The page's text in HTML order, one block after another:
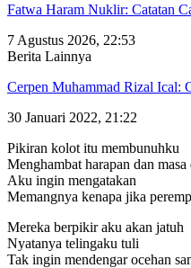
Fatwa Haram Nuklir: Catatan
7 Agustus 2026, 22:53
Berita Lainnya
Cerpen Muhammad Rizal Ical:
30 Januari 2022, 21:22
Pikiran kolot itu membunuhku
Menghambat harapan dan masa
Aku ingin mengatakan
Memangnya kenapa jika
Mereka berpikir aku akan jatuh
Nyatanya telingaku tuli
Tak ingin mendengar ocehan